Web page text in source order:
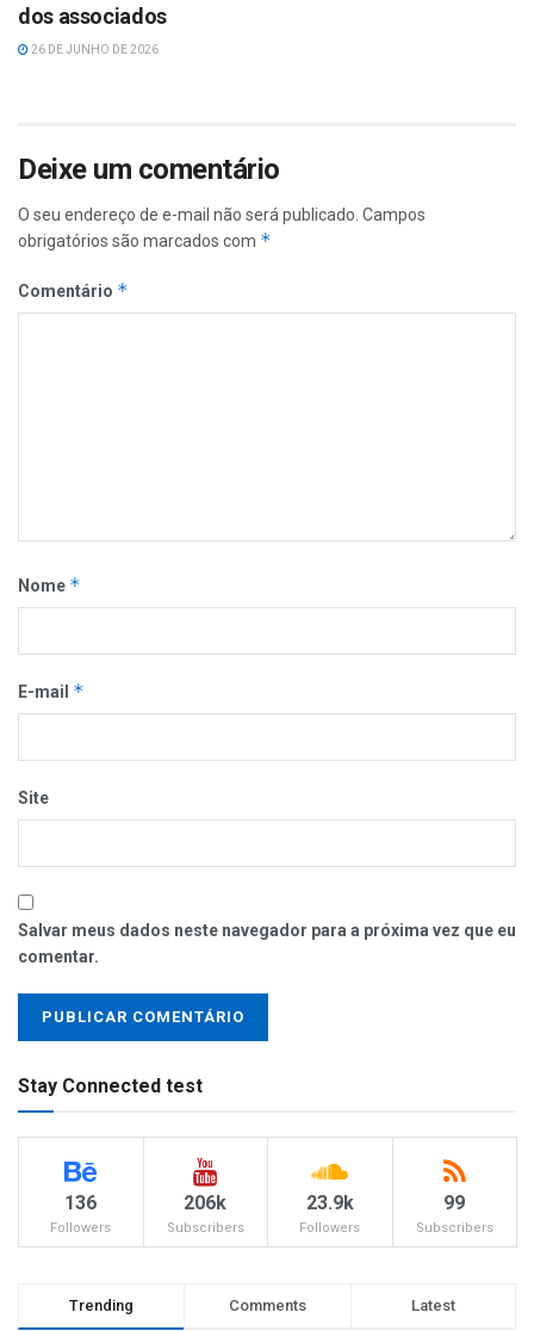
dos associados
26 DE JUNHO DE 2026
Deixe um comentário
O seu endereço de e-mail não será publicado. Campos
obrigatórios são marcados com *
Comentário *
Nome *
E-mail *
Site
Salvar meus dados neste navegador para a próxima vez que eu
comentar.
Stay Connected test
136
Followers
206k
Subscribers
23.9k
Followers
99
Subscribers
Trending Comments Latest